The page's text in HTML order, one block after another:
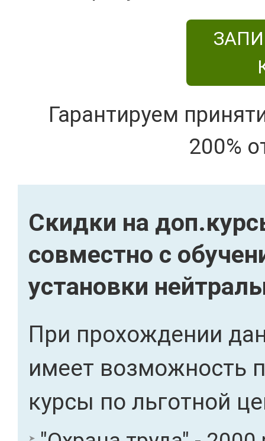
Гарантируем
200%
Скидки на
совместно с
установки
При прохождении
имеет возможность
курсы по льготной